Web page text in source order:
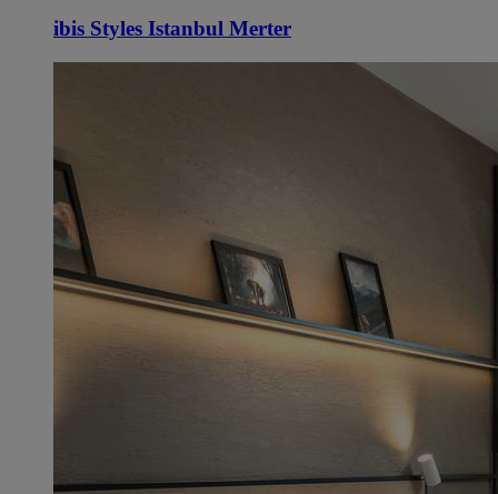
ibis Styles Istanbul Merter